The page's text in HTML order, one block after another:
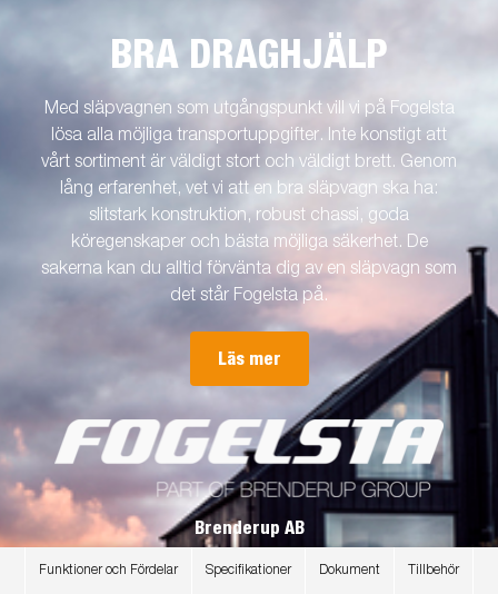
Funktioner och Fördelar Specifikationer Dokument Tillbehör
BRA DRAGHJÄLP
Med släpvagnen som utgångspunkt vill vi på Fogelsta
lösa alla möjliga transportuppgifter. Inte konstigt att
vårt sortiment är väldigt stort och väldigt brett. Genom
lång erfarenhet, vet vi att en bra släpvagn ska ha:
slitstark konstruktion, robust chassi, goda
köregenskaper och bästa möjliga säkerhet. De
sakerna kan du alltid förvänta dig av en släpvagn som
det står Fogelsta på.
Läs mer
Brenderup AB
551 13 Jönköping, Sverige